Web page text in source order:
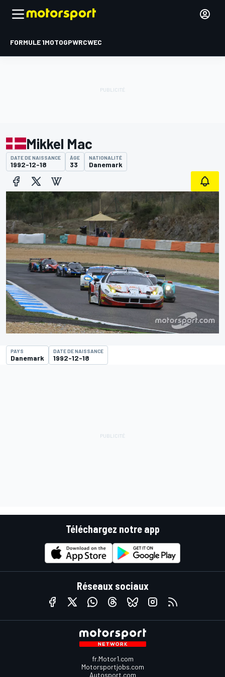
FORMULE 1MOTOGPWRCWEC
Mikkel Mac
DATE DE NAISSANCE
1992-12-18
ÂGE
33
NATIONALITÉ
Danemark
PAYS
Danemark
DATE DE NAISSANCE
1992-12-18
Téléchargez notre app
Réseaux sociaux
fr.Motor1.com
Motorsportjobs.com
Autosport.com